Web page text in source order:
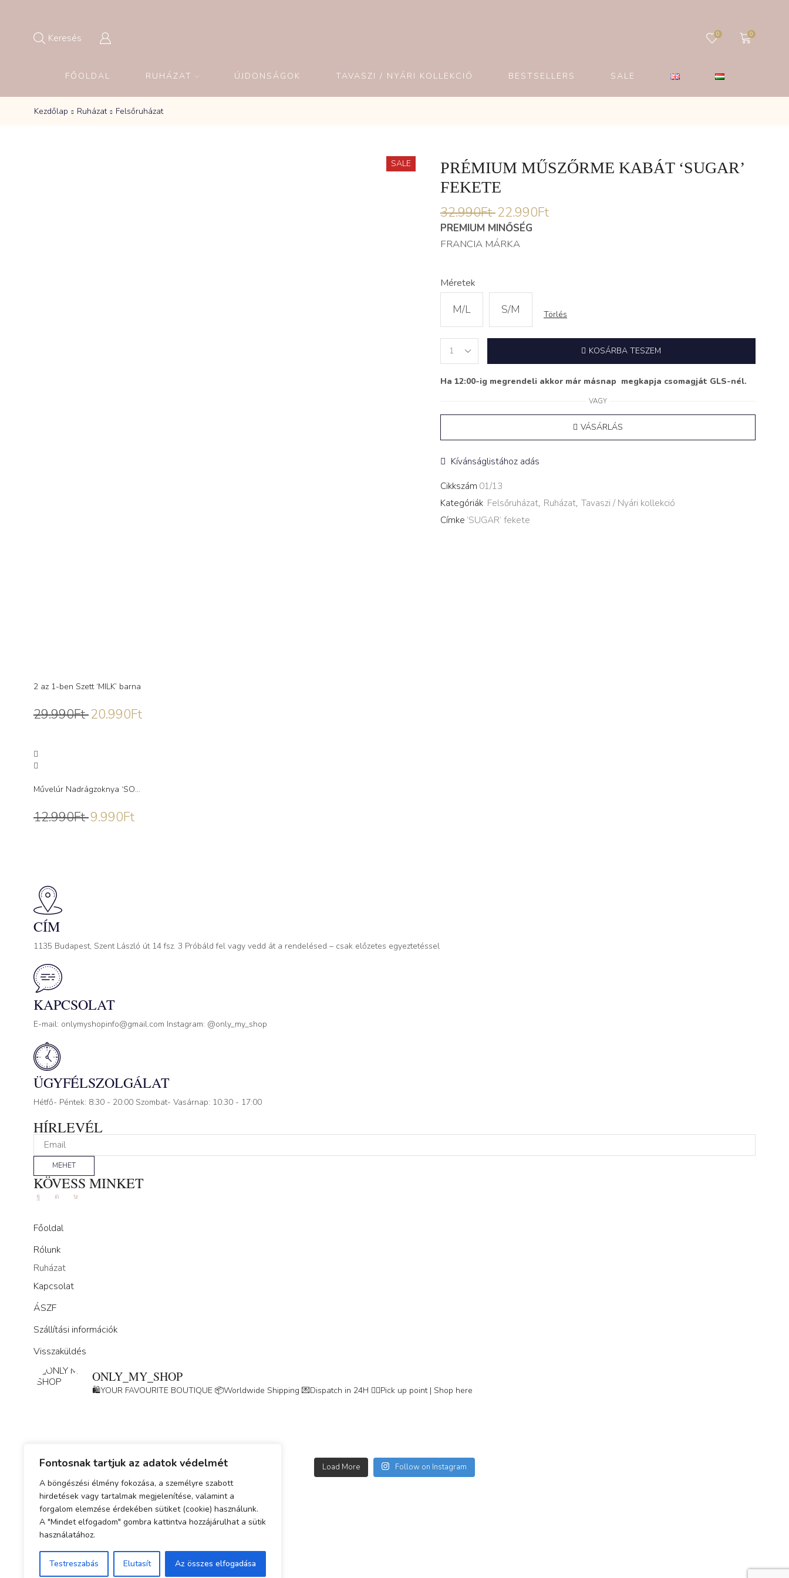
Fontosnak tartjuk az adatok védelmét
A böngészési élmény fokozása, a személyre szabott
hirdetések vagy tartalmak megjelenítése, valamint a
forgalom elemzése érdekében sütiket (cookie) használunk.
A "Mindet elfogadom" gombra kattintva hozzájárulhat a sütik
használatához.
Testreszabás Elutasít Az összes elfogadása
Keresés 0 0
FŐOLDAL RUHÁZAT ÚJDONSÁGOK TAVASZI / NYÁRI KOLLEKCIÓ BESTSELLERS SALE
Kezdőlap Ruházat Felsőruházat
SALE
PRÉMIUM MŰSZŐRME KABÁT ‘SUGAR’
FEKETE
32.990Ft 22.990Ft
PREMIUM MINŐSÉG
FRANCIA MÁRKA
Méretek
M/L S/M Törlés
Prémium
Kabát
quantity
KOSÁRBA TESZEM
Ha 12:00-ig megrendeli akkor már másnap megkapja csomagját GLS-nél.
VAGY
VÁSÁRLÁS
Kívánságlistához adás
Cikkszám 01/13
Kategóriák Felsőruházat, Ruházat, Tavaszi / Nyári kollekció
Címke ‘SUGAR’ fekete
2 az 1-ben Szett ‘MILK’ barna
29.990Ft 20.990Ft
Művelúr Nadrágzoknya ‘SO...
12.990Ft 9.990Ft
CÍM
1135 Budapest, Szent László út 14 fsz. 3 Próbáld fel vagy vedd át a rendelésed – csak előzetes egyeztetéssel
KAPCSOLAT
E-mail: onlymyshopinfo@gmail.com Instagram: @only_my_shop
ÜGYFÉLSZOLGÁLAT
Hétfő- Péntek: 8:30 - 20:00 Szombat- Vasárnap: 10:30 - 17:00
HÍRLEVÉL
MEHET
KÖVESS MINKET
FacebookInstagram
Tik-
Főoldal
Rólunk
Ruházat
Kapcsolat
ÁSZF
Szállítási információk
Visszaküldés
ONLY_MY_SHOP
🛍️YOUR FAVOURITE BOUTIQUE 📦Worldwide Shipping 💌Dispatch in 24H 👇🏽Pick up point | Shop here
Load More Follow on Instagram
Adatkezelési tájékoztató
ÁSZF
Simplepay fizetési tájékoztató
© 2023-2025 Minden jog fenntartva.